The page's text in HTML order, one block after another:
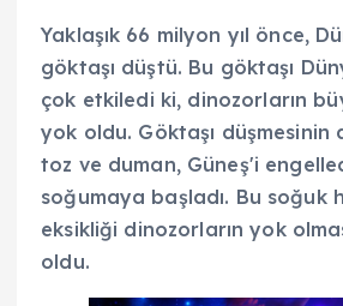
Yaklaşık 66 milyon yıl önce,
göktaşı düştü. Bu göktaşı
çok etkiledi ki, dinozorların
yok oldu. Göktaşı düşmesinin
toz ve duman, Güneş'i
soğumaya başladı. Bu soğuk
eksikliği dinozorların yok
oldu.